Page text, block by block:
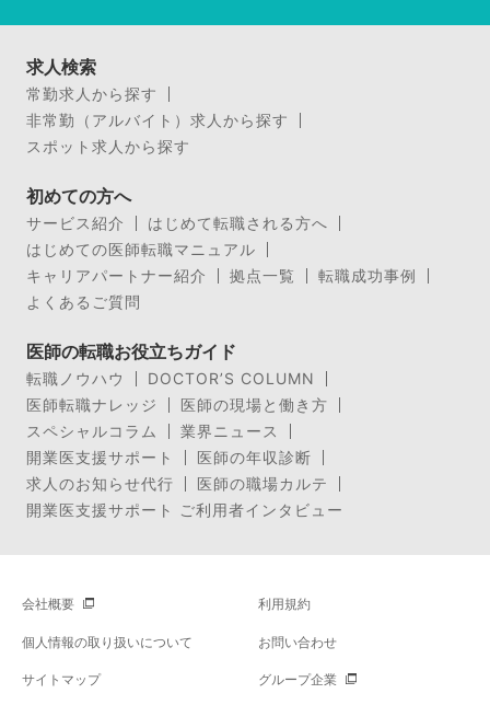
求人検索
常勤求人から探す
非常勤（アルバイト）求人から探す
スポット求人から探す
初めての方へ
サービス紹介
はじめて転職される方へ
はじめての医師転職マニュアル
キャリアパートナー紹介
拠点一覧
転職成功事例
よくあるご質問
医師の転職お役立ちガイド
転職ノウハウ
DOCTOR’S COLUMN
医師転職ナレッジ
医師の現場と働き方
スペシャルコラム
業界ニュース
開業医支援サポート
医師の年収診断
求人のお知らせ代行
医師の職場カルテ
開業医支援サポート ご利用者インタビュー
会社概要 利用規約
個人情報の取り扱いについて お問い合わせ
サイトマップ グループ企業